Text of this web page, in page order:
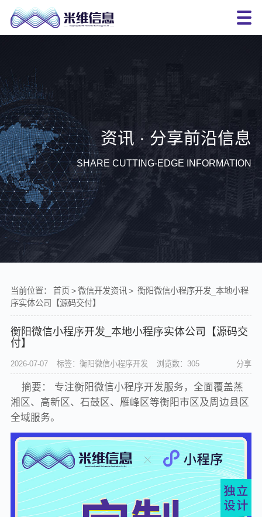
资讯 · 分享前沿信息
SHARE CUTTING-EDGE INFORMATION
当前位置： 首页 >微信开发资讯> 衡阳微信小程序开发_本地小程
序实体公司【源码交付】
衡阳微信小程序开发_本地小程序实体公司【源码交
付】
2026-07-07 标签：衡阳微信小程序开发 浏览数：305 分享
摘要： 专注衡阳微信小程序开发服务，全面覆盖蒸
湘区、高新区、石鼓区、雁峰区等衡阳市区及周边县区
全域服务。